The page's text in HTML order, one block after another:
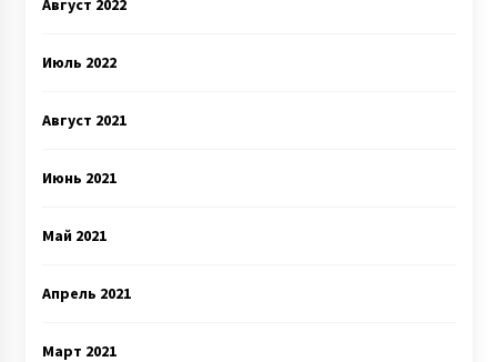
Август 2022
Июль 2022
Август 2021
Июнь 2021
Май 2021
Апрель 2021
Март 2021